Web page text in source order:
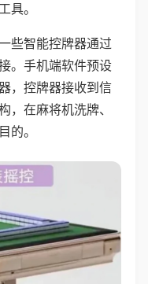
具。
些智能控牌器通过
。手机端软件预设
，控牌器接收到信
，在麻将机洗牌、
的。